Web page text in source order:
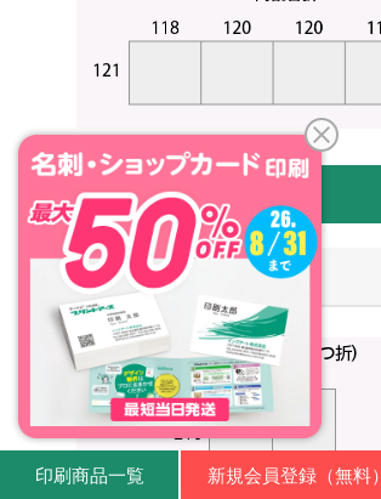
100×210サイズ
たて型
印刷商品一覧 新規会員登録（無料）